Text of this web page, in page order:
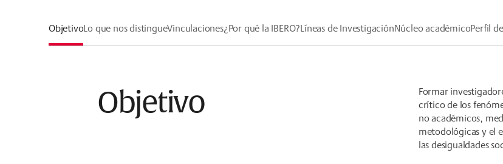
ObjetivoLo que nos distingueVinculaciones¿Por qué la IBERO?Líneas de InvestigaciónNúcleo académicoPerfil
Objetivo
Formar
crítico de los
no académicos,
metodológicas y el
las desigualdades